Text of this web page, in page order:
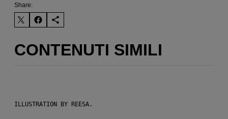
Share:
CONTENUTI SIMILI
ILLUSTRATION BY REESA.